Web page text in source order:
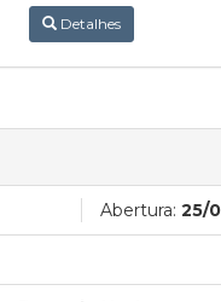
Detalhes
Abertura: 25/